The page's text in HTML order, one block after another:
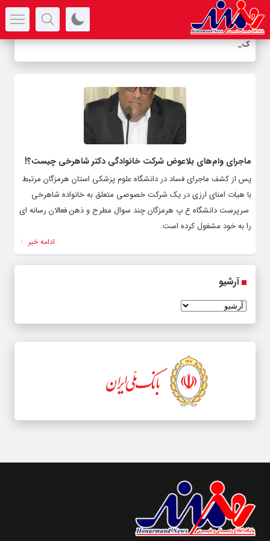
کنس_
ماجرای وام‌های بلاعوض شرکت خانوادگی دکتر شاهرخی چیست؟!
پس از کشف ماجرای فساد در دانشگاه علوم پزشکی استان هرمزگان مرتبط
با هیات امنای ارزی در یک شرکت خصوصی متعلق به خانواده شاهرخی
سرپرست دانشگاه ع پ هرمزگان چند سوال مطرح و ذهن فعالان رسانه ای
را به خود مشغول کرده است.
ادامه خبر
آرشیو